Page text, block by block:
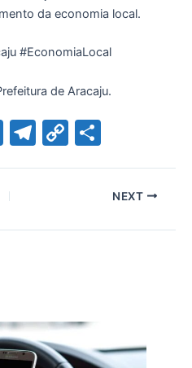
da economia local.
#EconomiaLocal
de Aracaju.
Li
k
e
dI
T
a
C
Li
ar
eNEXT